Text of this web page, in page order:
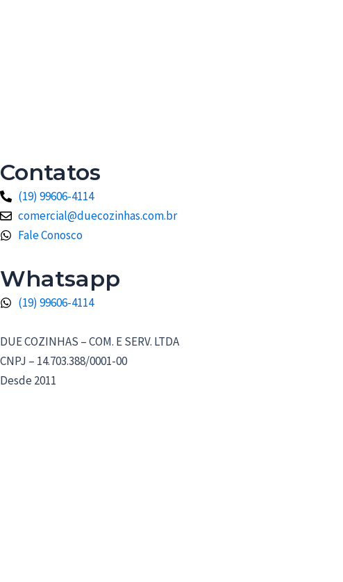
Contatos
(19) 99606-4114
comercial@duecozinhas.com.br
Fale Conosco
Whatsapp
(19) 99606-4114
DUE COZINHAS – COM. E SERV. LTDA
CNPJ – 14.703.388/0001-00
Desde 2011